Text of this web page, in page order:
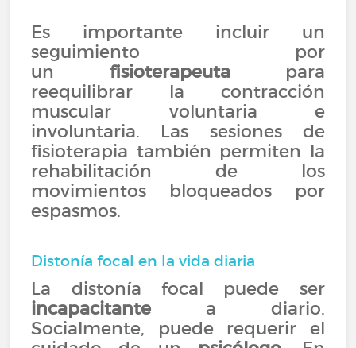
Es importante incluir un
seguimiento por
un fisioterapeutapara
reequilibrar la contracción
muscular voluntaria e
involuntaria. Las sesiones de
fisioterapia también permiten la
rehabilitación de los
movimientos bloqueados por
espasmos.
Distonía focal en la vida diaria
La distonía focal puede ser
incapacitante a diario.
Socialmente, puede requerir el